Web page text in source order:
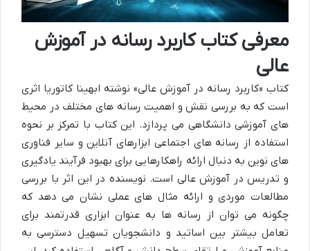
معرفی کتاب کاربرد رسانه در آموزش
عالی
کتاب «کاربرد رسانه در آموزش عالی» نوشته ابهینا کاتوریا اثری
است که به بررسی نقش و اهمیت رسانه های مختلف در محیط
های آموزشی دانشگاهی می پردازد. این کتاب با تمرکز بر نحوه
استفاده از رسانه های اجتماعی ابزارهای آنلاین و سایر فناوری
های نوین به دنبال ارائه راهکارهایی برای بهبود فرآیند یادگیری
و تدریس در آموزش عالی است. نویسنده در این اثر با بررسی
مطالعات موردی و ارائه مثال های عملی نشان می دهد که
چگونه می توان از رسانه ها به عنوان ابزاری قدرتمند برای
تعامل بیشتر بین اساتید و دانشجویان تسهیل دسترسی به